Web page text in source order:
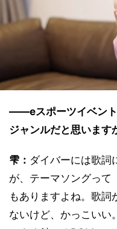
――eスポーツイベント
ジャンルだと思います
雫： ダイバーには歌詞
が、テーマソングって
もありますよね。歌詞
ないけど、かっこいい